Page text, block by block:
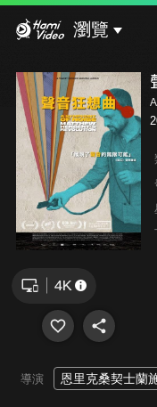
瀏覽
導演 恩里克桑契士蘭